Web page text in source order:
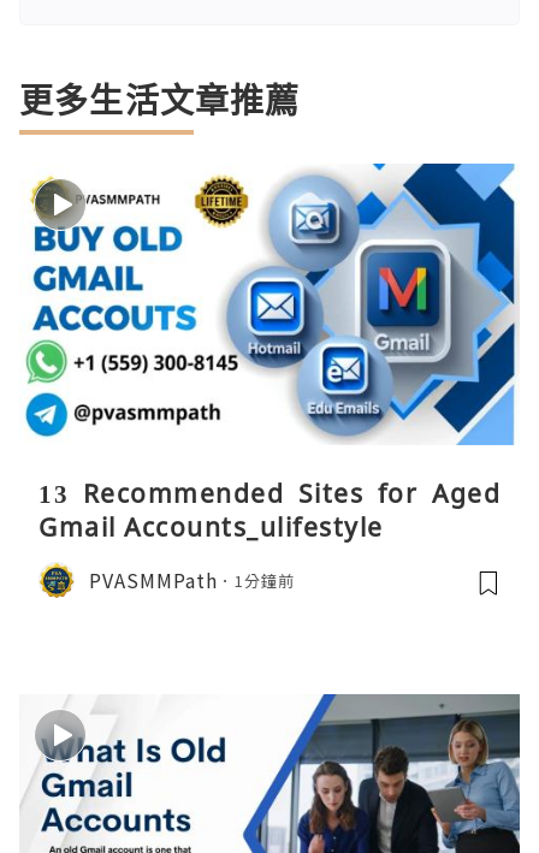
更多生活文章推薦
13 Recommended Sites for Aged
Gmail Accounts_ulifestyle
PVASMMPath 1分鐘前